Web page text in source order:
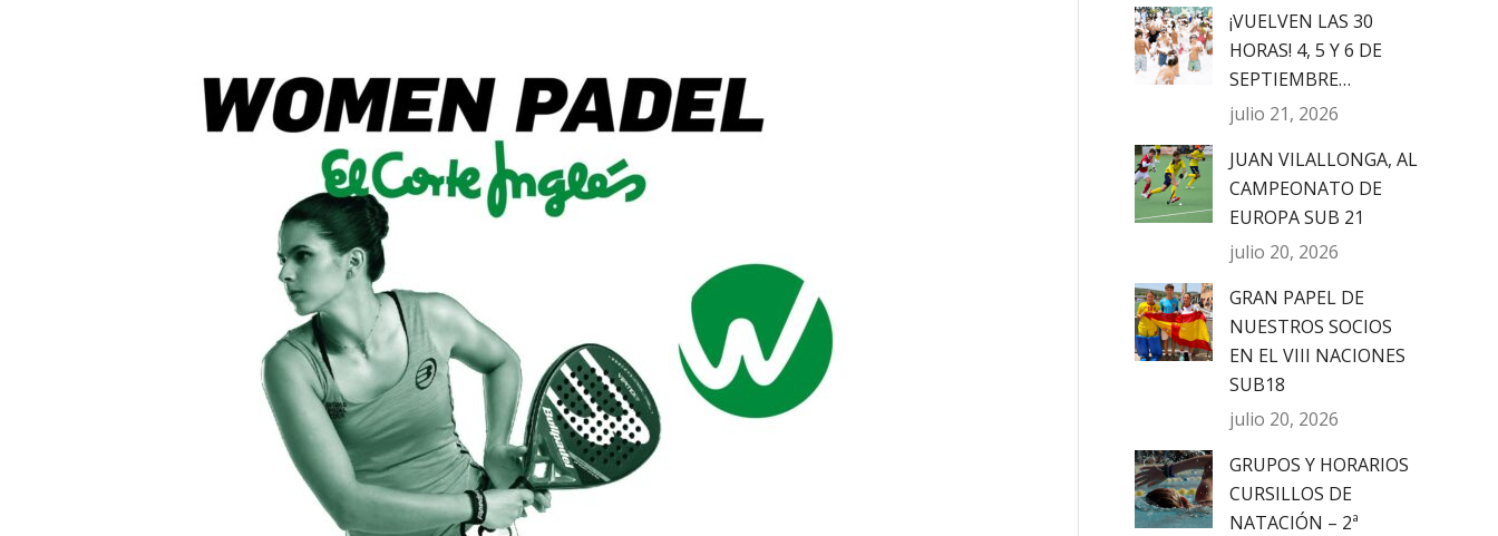
¡VUELVEN LAS 30
HORAS! 4, 5 Y 6 DE
SEPTIEMBRE…
julio 21, 2026
JUAN VILALLONGA, AL
CAMPEONATO DE
EUROPA SUB 21
julio 20, 2026
GRAN PAPEL DE
NUESTROS SOCIOS
EN EL VIII NACIONES
SUB18
julio 20, 2026
GRUPOS Y HORARIOS
CURSILLOS DE
NATACIÓN – 2ª